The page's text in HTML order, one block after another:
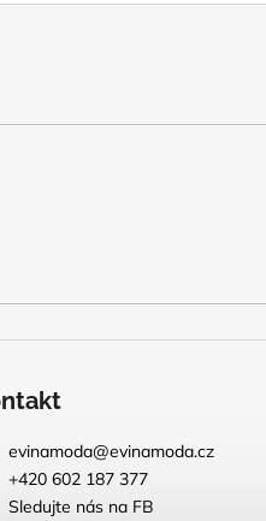
evinamoda@evinamoda.cz
+420 602 187 377
Sledujte nás na FB